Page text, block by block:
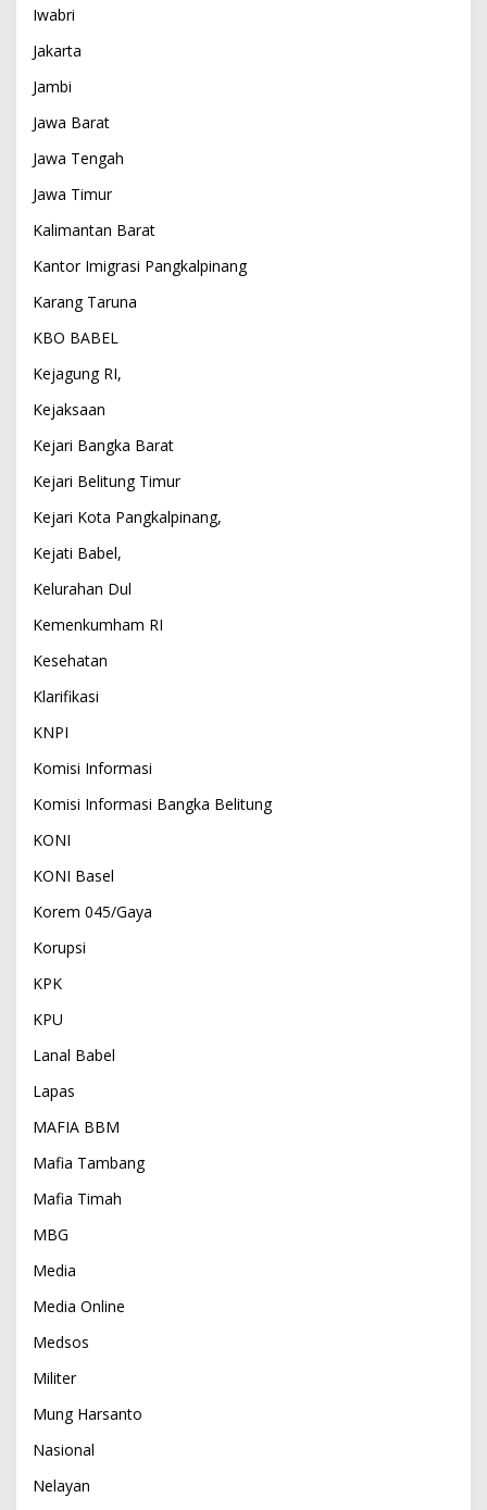
Iwabri
Jakarta
Jambi
Jawa Barat
Jawa Tengah
Jawa Timur
Kalimantan Barat
Kantor Imigrasi Pangkalpinang
Karang Taruna
KBO BABEL
Kejagung RI,
Kejaksaan
Kejari Bangka Barat
Kejari Belitung Timur
Kejari Kota Pangkalpinang,
Kejati Babel,
Kelurahan Dul
Kemenkumham RI
Kesehatan
Klarifikasi
KNPI
Komisi Informasi
Komisi Informasi Bangka Belitung
KONI
KONI Basel
Korem 045/Gaya
Korupsi
KPK
KPU
Lanal Babel
Lapas
MAFIA BBM
Mafia Tambang
Mafia Timah
MBG
Media
Media Online
Medsos
Militer
Mung Harsanto
Nasional
Nelayan